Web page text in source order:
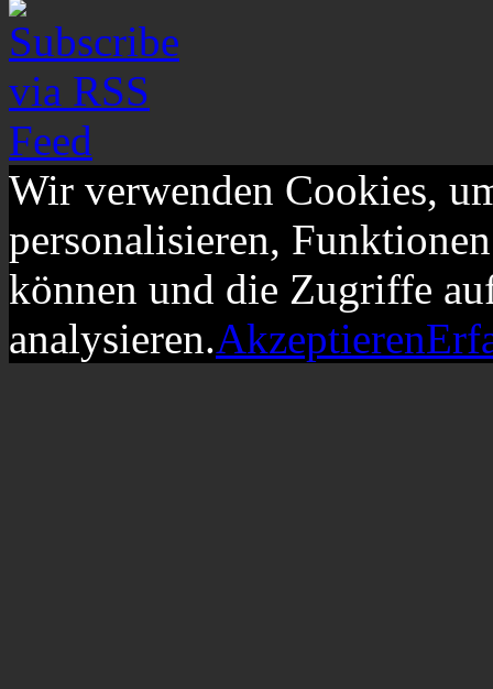
Wir verwenden Cookies,
personalisieren,
können und die Zugriffe
analysieren.Akzeptieren